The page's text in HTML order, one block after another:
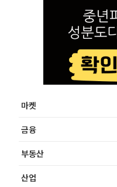
마켓
금융
부동산
산업